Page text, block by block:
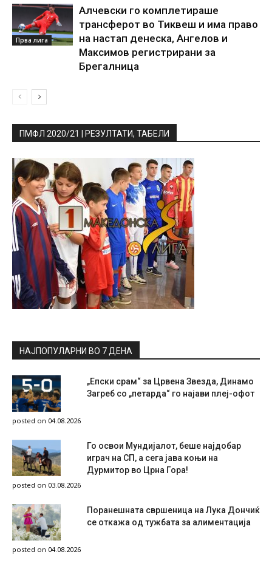
Прва лига
Алчевски го комплетираше
трансферот во Тиквеш и има право
на настап денеска, Ангелов и
Максимов регистрирани за
Брегалница
ПМФЛ 2020/21 | РЕЗУЛТАТИ, ТАБЕЛИ
НАЈПОПУЛАРНИ ВО 7 ДЕНА
„Епски срам“ за Црвена Звезда, Динамо
Загреб со „петарда“ го најави плеј-офот
posted on 04.08.2026
Го освои Мундијалот, беше најдобар
играч на СП, а сега јава коњи на
Дурмитор во Црна Гора!
posted on 03.08.2026
Поранешната свршеница на Лука Дончиќ
се откажа од тужбата за алиментација
posted on 04.08.2026